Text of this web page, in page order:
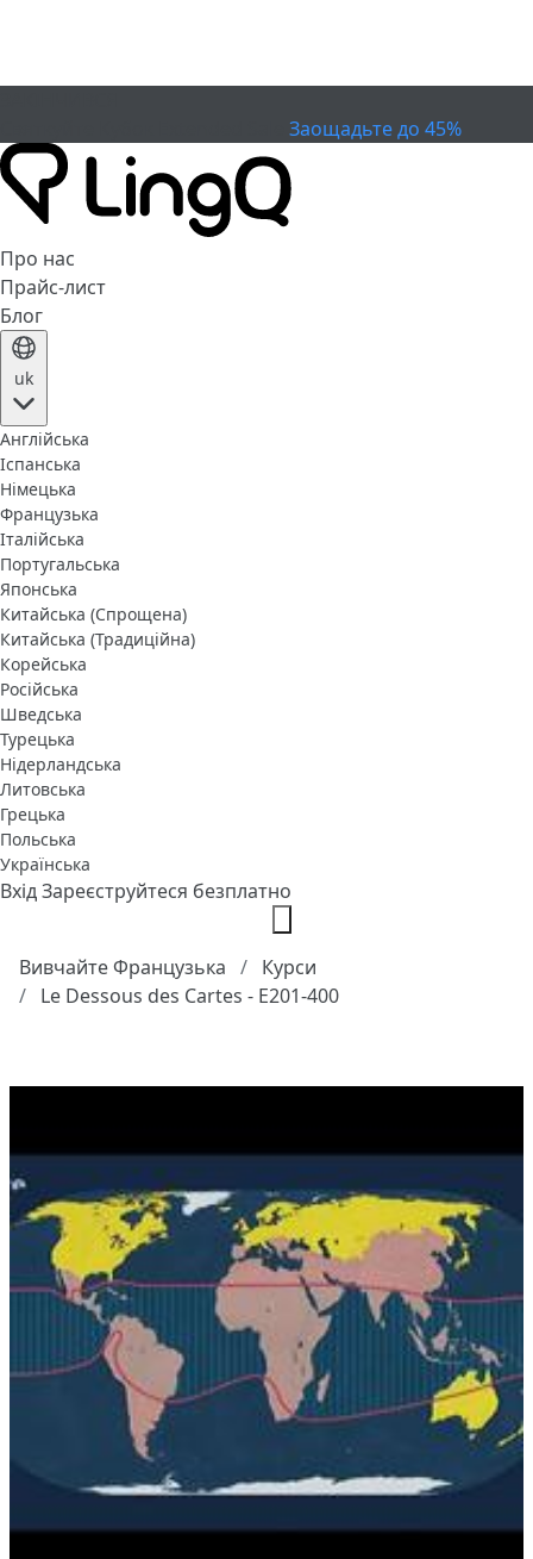
Заощадьте до 45%
Про нас
Прайс-лист
Блог
uk
Англійська
Іспанська
Німецька
Французька
Італійська
Португальська
Японська
Китайська (Спрощена)
Китайська (Традиційна)
Корейська
Російська
Шведська
Турецька
Нідерландська
Литовська
Грецька
Польська
Українська
ВхідЗареєструйтеся безплатно
Вивчайте Французька
Курси
Le Dessous des Cartes - E201-400